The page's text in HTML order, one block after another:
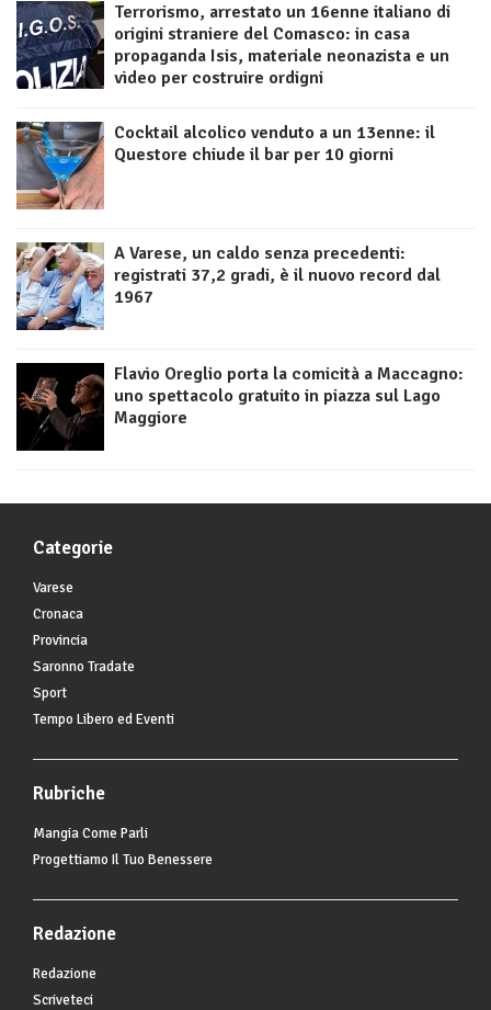
Terrorismo, arrestato un 16enne italiano di
origini straniere del Comasco: in casa
propaganda Isis, materiale neonazista e un
video per costruire ordigni
Cocktail alcolico venduto a un 13enne: il
Questore chiude il bar per 10 giorni
A Varese, un caldo senza precedenti:
registrati 37,2 gradi, è il nuovo record dal
1967
Flavio Oreglio porta la comicità a Maccagno:
uno spettacolo gratuito in piazza sul Lago
Maggiore
Categorie
Varese
Cronaca
Provincia
Saronno Tradate
Sport
Tempo Libero ed Eventi
Rubriche
Mangia Come Parli
Progettiamo Il Tuo Benessere
Redazione
Redazione
Scriveteci